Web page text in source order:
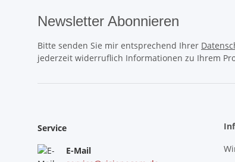
Newsletter Abonnieren
Bitte senden Sie mir entsprechend Ihrer
jederzeit widerruflich Informationen zu Ihrem
Service
E-Mail